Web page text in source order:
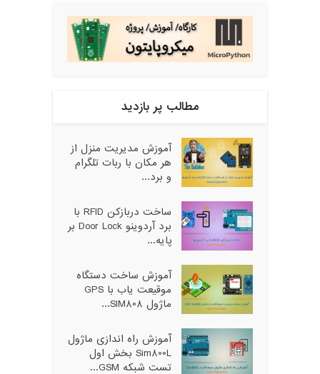
مطالب پر بازدید
آموزش مدیریت منزل از
هر مکان با ربات تلگرام
و برد...
ساخت دربازکن RFID با
برد آردوینو Door Lock بر
پایه...
آموزش ساخت دستگاه
موقیعت یاب با GPS
ماژول SIM808...
آموزش راه اندازی ماژول
Sim800L بخش اول
تست شبکه GSM...